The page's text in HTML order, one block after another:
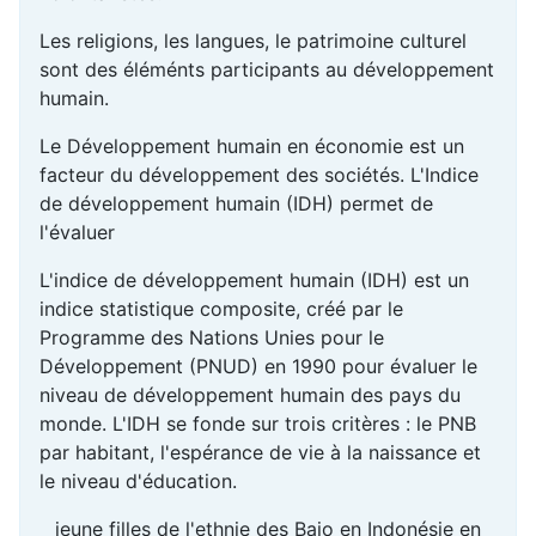
Les religions, les langues, le patrimoine culturel
sont des éléménts participants au développement
humain.
Le Développement humain en économie est un
facteur du développement des sociétés. L'Indice
de développement humain (IDH) permet de
l'évaluer
L'indice de développement humain (IDH) est un
indice statistique composite, créé par le
Programme des Nations Unies pour le
Développement (PNUD) en 1990 pour évaluer le
niveau de développement humain des pays du
monde. L'IDH se fonde sur trois critères : le PNB
par habitant, l'espérance de vie à la naissance et
le niveau d'éducation.
jeune filles de l'ethnie des Bajo en Indonésie en